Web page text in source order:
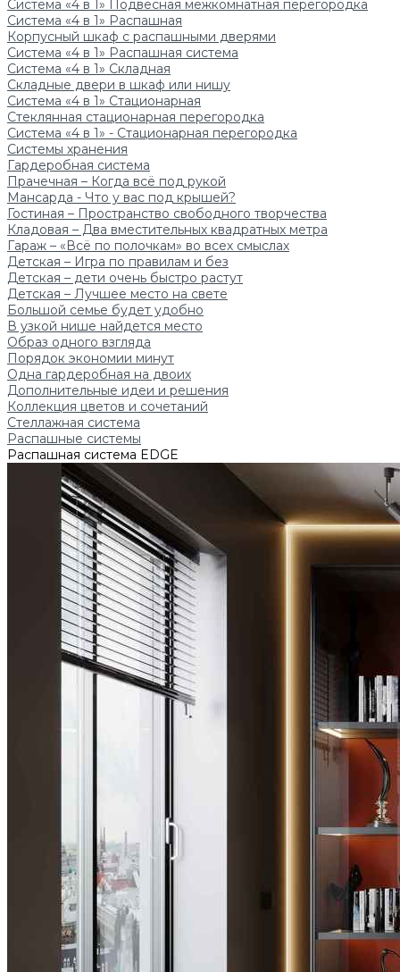
Система «4 в 1» Подвесная межкомнатная перегородка
Система «4 в 1» Распашная
Корпусный шкаф с распашными дверями
Система «4 в 1» Распашная система
Система «4 в 1» Складная
Складные двери в шкаф или нишу
Система «4 в 1» Стационарная
Стеклянная стационарная перегородка
Система «4 в 1» - Стационарная перегородка
Системы хранения
Гардеробная система
Прачечная – Когда всё под рукой
Мансарда - Что у вас под крышей?
Гостиная – Пространство свободного творчества
Кладовая – Два вместительных квадратных метра
Гараж – «Всё по полочкам» во всех смыслах
Детская – Игра по правилам и без
Детская – дети очень быстро растут
Детская – Лучшее место на свете
Большой семье будет удобно
В узкой нише найдется место
Образ одного взгляда
Порядок экономии минут
Одна гардеробная на двоих
Дополнительные идеи и решения
Коллекция цветов и сочетаний
Стеллажная система
Распашные системы
Распашная система EDGE